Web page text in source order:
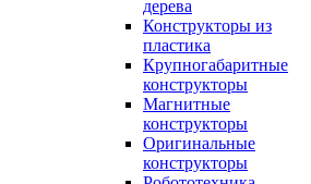
дерева
Конструкторы из
пластика
Крупногабаритные
конструкторы
Магнитные
конструкторы
Оригинальные
конструкторы